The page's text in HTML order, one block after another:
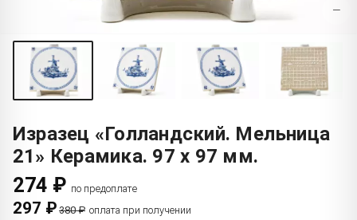
−
Изразец «Голландский. Мельница
21» Керамика. 97 x 97 мм.
274 ₽ по предоплате
297 ₽ 380 ₽ оплата при получении